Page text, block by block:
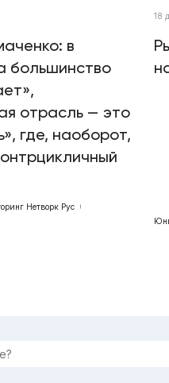
в
большинство
отрасль — это
где, наоборот,
Нетворк Рус
18